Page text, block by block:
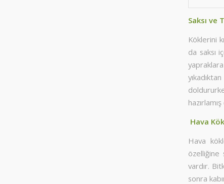
Saksı ve
Köklerini
da saksı
Hava
Hava
vardır.
sonra